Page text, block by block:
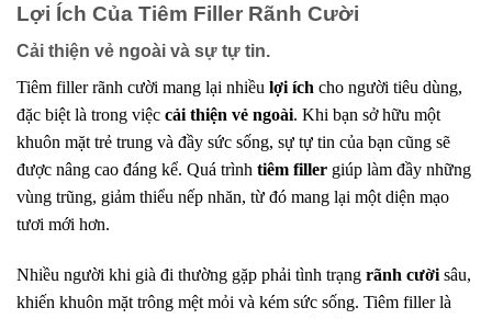
Lợi Ích Của Tiêm Filler Rãnh Cười
Cải thiện vẻ ngoài và sự tự tin.
Tiêm filler rãnh cười mang lại nhiều lợi ích cho người tiêu dùng,
đặc biệt là trong việc cải thiện vẻ ngoài. Khi bạn sở hữu một
khuôn mặt trẻ trung và đầy sức sống, sự tự tin của bạn cũng sẽ
được nâng cao đáng kể. Quá trình tiêm filler giúp làm đầy những
vùng trũng, giảm thiểu nếp nhăn, từ đó mang lại một diện mạo
tươi mới hơn.
Nhiều người khi già đi thường gặp phải tình trạng rãnh cười sâu,
khiến khuôn mặt trông mệt mỏi và kém sức sống. Tiêm filler là